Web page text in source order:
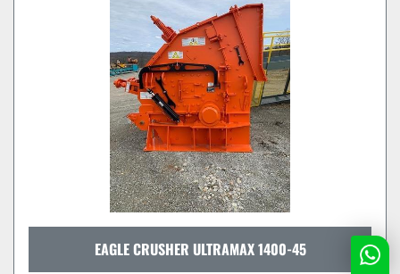
EAGLE CRUSHER ULTRAMAX 1400-45